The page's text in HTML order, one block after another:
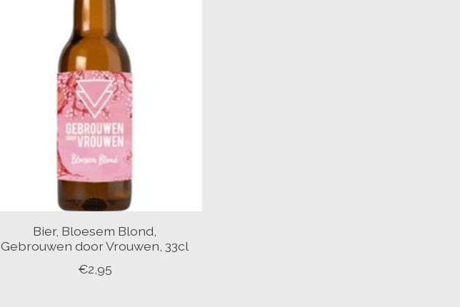
Bier, Bloesem Blond,
Gebrouwen door Vrouwen, 33cl
€2,95